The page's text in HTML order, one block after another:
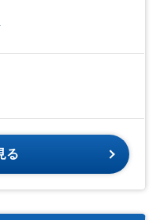
る